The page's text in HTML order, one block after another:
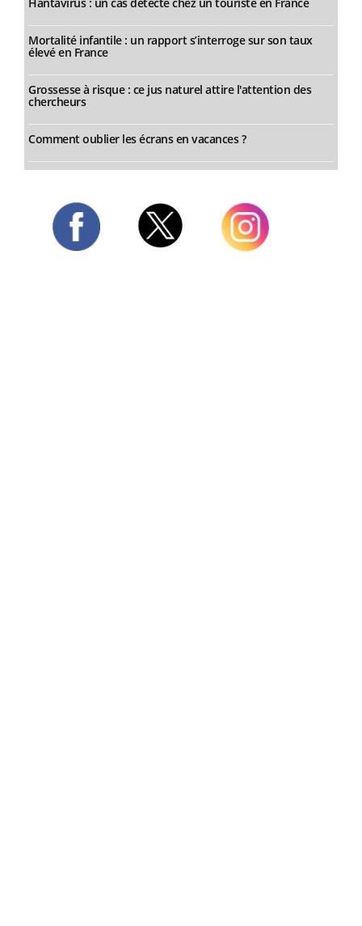
Mortalité infantile : un rapport s’interroge sur son taux
élevé en France
Grossesse à risque : ce jus naturel attire l'attention des
chercheurs
Comment oublier les écrans en vacances ?